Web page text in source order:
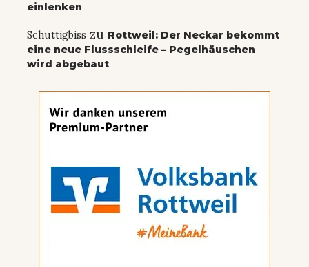
einlenken
Schuttigbiss zu Rottweil: Der Neckar bekommt
eine neue Flussschleife – Pegelhäuschen
wird abgebaut